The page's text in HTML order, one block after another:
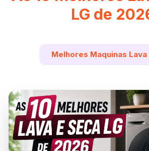
LG de
Melhores Maquinas Lava